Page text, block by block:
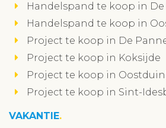
Handelspand te koop in
Handelspand te koop in
Project te koop in De
Project te koop in Koksijde
Project te koop in
Project te koop in Sint-
VAKANTIE